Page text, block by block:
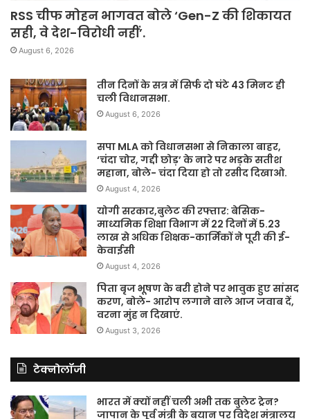
RSS चीफ मोहन भागवत बोले ‘Gen-Z की शिकायत
सही, वे देश-विरोधी नहीं’.
August 6, 2026
तीन दिनों के सत्र में सिर्फ दो घंटे 43 मिनट ही
चली विधानसभा.
August 6, 2026
सपा MLA को विधानसभा से निकाला बाहर,
‘चंदा चोर, गद्दी छोड़’ के नारे पर भड़के सतीश
महाना, बोले- चंदा दिया हो तो रसीद दिखाओ.
August 4, 2026
योगी सरकार,बुलेट की रफ्तार: बेसिक-
माध्यमिक शिक्षा विभाग में 22 दिनों में 5.23
लाख से अधिक शिक्षक-कार्मिकों ने पूरी की ई-
केवाईसी
August 4, 2026
पिता बृज भूषण के बरी होने पर भावुक हुए सांसद
करण, बोले- आरोप लगाने वाले आज जवाब दें,
वरना मुंह न दिखाएं.
August 3, 2026
टेक्नोलॉजी
भारत में क्यों नहीं चली अभी तक बुलेट ट्रेन?
जापान के पूर्व मंत्री के बयान पर विदेश मंत्रालय